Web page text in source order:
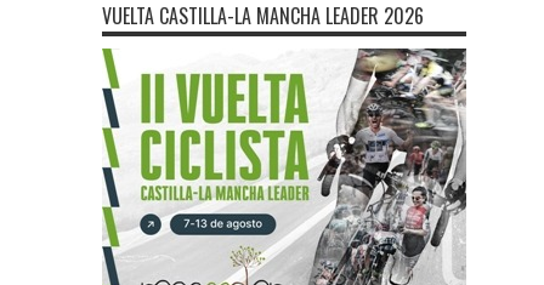
VUELTA CASTILLA-LA MANCHA LEADER 2026